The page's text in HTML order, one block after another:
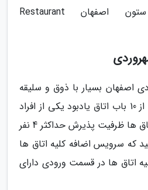
رستوران چهل ستون اصفهان Restaurant
اصفهان بسیار با ذوق و سلیقه
نامگذاری شده و هر کدام از 10 باب اتاق یادبود یکی از افراد
برجسته ایرانی هستند. اتاق ها ظرفیت پذیرش حداکثر 4 نفر
که سرویس اضافه کلیه اتاق ها
اتاق ها در قسمت ورودی دارای